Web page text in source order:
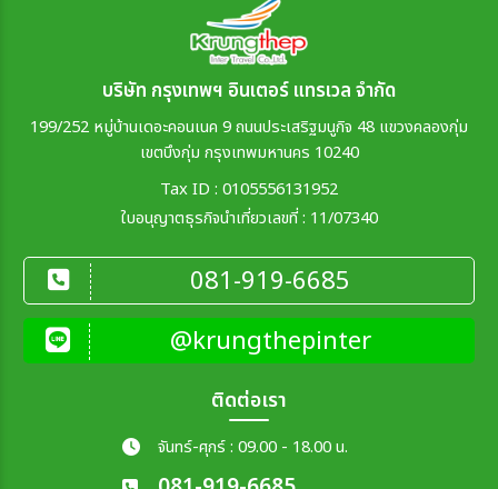
บริษัท กรุงเทพฯ อินเตอร์ แทรเวล จำกัด
199/252 หมู่บ้านเดอะคอนเนค 9 ถนนประเสริฐมนูกิจ 48 แขวงคลองกุ่ม
เขตบึงกุ่ม กรุงเทพมหานคร 10240
Tax ID : 0105556131952
ใบอนุญาตธุรกิจนำเที่ยวเลขที่ : 11/07340
081-919-6685
@krungthepinter
ติดต่อเรา
จันทร์-ศุกร์ : 09.00 - 18.00 น.